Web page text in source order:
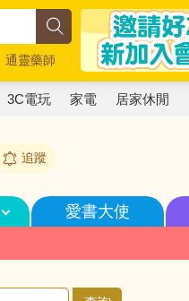
通靈藥師
3C電玩 家電 居家休閒
追蹤
愛書大使